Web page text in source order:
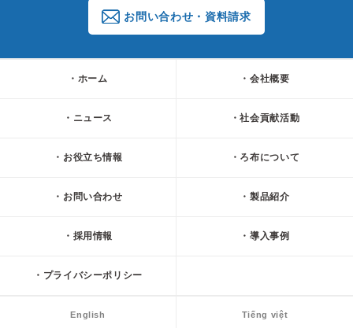
お問い合わせ・資料請求
ホーム 会社概要
ニュース 社会貢献活動
お役立ち情報 ろ布について
お問い合わせ 製品紹介
採用情報 導入事例
プライバシーポリシー
English Tiếng việt